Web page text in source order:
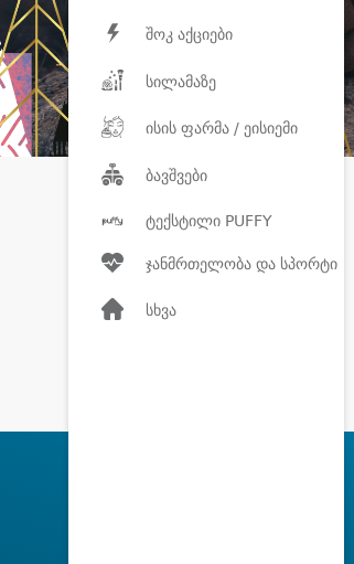
შოკ აქციები
სილამაზე
ისის ფარმა / ეისიემი
ბავშვები
ტექსტილი PUFFY
ჯანმრთელობა და სპორტი
სხვა